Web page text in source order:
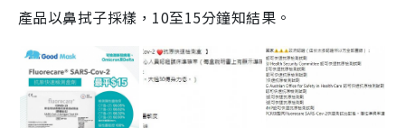
產品以鼻拭子採樣，10至15分鐘知結果。